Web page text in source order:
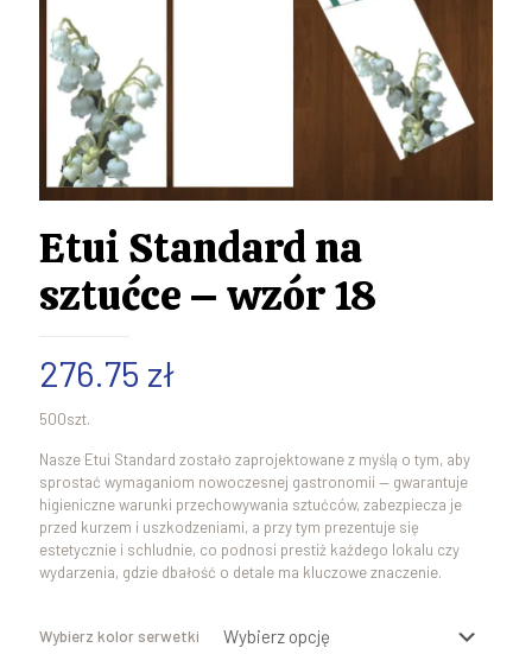
Etui Standard na
sztućce – wzór 18
276.75 zł
500szt.
Nasze Etui Standard zostało zaprojektowane z myślą o tym, aby
sprostać wymaganiom nowoczesnej gastronomii — gwarantuje
higieniczne warunki przechowywania sztućców, zabezpiecza je
przed kurzem i uszkodzeniami, a przy tym prezentuje się
estetycznie i schludnie, co podnosi prestiż każdego lokalu czy
wydarzenia, gdzie dbałość o detale ma kluczowe znaczenie.
Wybierz kolor serwetki